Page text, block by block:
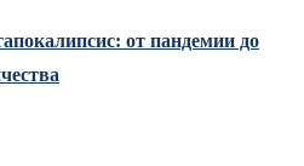
от пандемии до